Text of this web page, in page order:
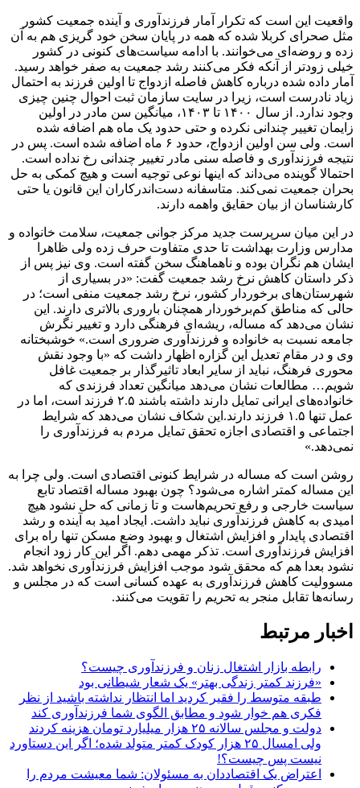
واقعیت این است که تکرار آمار فرزندآوری و آینده جمعیت کشور
مثل صحرای کربلا شده که همه در پایان سخن خود گریزی هم به آن
زده و روضه‌ای می‌خوانند. با ادامه سیاست‌های کنونی در کشور
خیلی زودتر از آنکه فکر می‌کنند رشد جمعیت به صفر خواهد رسید.
آمار داده شده درباره کاهش فاصله ازدواج تا اولین فرزند به احتمال
زیاد نادرست است، زیرا در سایت سازمان ثبت احوال چنین چیزی
وجود ندارد. از سال ۱۴۰۰ تا ۱۴۰۳، میانگین سن مادر در اولین
زایمان تغییر چندانی نکرده و حتی حدود یک ماه هم اضافه شده
است. ولی سن اولین ازدواج، حدود ۶ ماه اضافه شده است. پس در
نتیجه فرزندآوری و فاصله سنی مادر تغییر چندانی رخ نداده است.
احتمالا گوینده می‌داند که اینها نوعی توجیه است و هیچ کمکی به حل
بحران جمعیت نمی‌کند. متاسفانه دست‌اندرکاران این قانون یا حتی
کارشناسان از بیان حقایق واهمه دارند.
در این میان سرپرست جدید مرکز جوانی جمعیت، سلامت خانواده و
مدارس وزارت بهداشت تا حدی متفاوت حرف زده ولی ظاهرا
ایشان هم نگران بوده و ناهماهنگ سخن گفته است. وی نیز پس از
ذکر داستان کاهش نرخ رشد جمعیت گفت: «در بسیاری از
شهرستان‌های برخوردار کشور، نرخ رشد جمعیت منفی است؛ در
حالی که مناطق کم‌برخوردار همچنان باروری بالاتری دارند. این
نشان می‌دهد که مساله، ریشه‌ای فرهنگی دارد و تغییر نگرش
جامعه نسبت به خانواده و فرزندآوری ضروری است.» خوشبختانه
وی و در مقام تعدیل این گزاره اظهار داشت که «با وجود نقش
محوری فرهنگ، نباید از سایر ابعاد تاثیرگذار بر جمعیت غافل
شویم… مطالعات نشان می‌دهد میانگین تعداد فرزندی که
خانواده‌های ایرانی تمایل دارند داشته باشند ۲.۵ فرزند است، اما در
عمل تنها ۱.۵ فرزند دارند.این شکاف نشان می‌دهد که شرایط
اجتماعی و اقتصادی اجازه تحقق تمایل مردم به فرزندآوری را
نمی‌دهد.»
روشن است که مساله در شرایط کنونی اقتصادی است. ولی چرا به
این مساله کمتر اشاره می‌شود؟ چون بهبود مساله اقتصاد تابع
سیاست خارجی و رفع تحریم‌هاست و تا زمانی که حل نشود هیچ
امیدی به کاهش فرزندآوری نباید داشت. ایجاد امید به آینده و رشد
اقتصادی پایدار و افزایش اشتغال و بهبود وضع مسکن تنها راه برای
افزایش فرزندآوری است. تذکر مهمی دهم. اگر این کار زود انجام
نشود بعدا هم که محقق شود موجب افزایش فرزندآوری نخواهد شد.
مسوولیت کاهش فرزندآوری به عهده کسانی است که در مجلس و
رسانه‌ها تقابل منجر به تحریم را تقویت می‌کنند.
اخبار مرتبط
رابطه بازار اشتغال زنان و فرزندآوری چیست؟
«فرزند کمتر زندگی بهتر» یک شعار شیطانی بود
طبقه متوسط را فقیر کردید اما انتظار نداشته باشید از نظر
فکری هم خوار شود و مطابق الگوی شما فرزندآوری کند
دولت و مجلس سالانه ۲۵ هزار میلیارد تومان هزینه کردند
ولی امسال ۲۵ هزار کودک کمتر متولد شده؛ اگر این دستاورد
نیست پس چیست؟!
اعتراض یک اقتصاددان به مسئولان: شما معیشت مردم را